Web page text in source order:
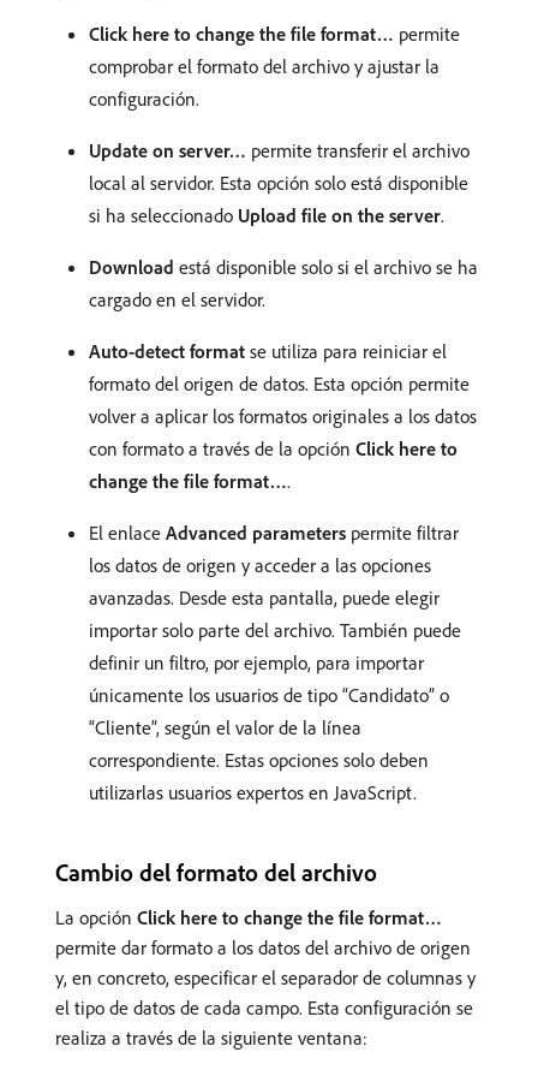
Click here to change the file format… permite
comprobar el formato del archivo y ajustar la
configuración.
Update on server… permite transferir el archivo
local al servidor. Esta opción solo está disponible
si ha seleccionado Upload file on the server.
Download está disponible solo si el archivo se ha
cargado en el servidor.
Auto-detect format se utiliza para reiniciar el
formato del origen de datos. Esta opción permite
volver a aplicar los formatos originales a los datos
con formato a través de la opción Click here to
change the file format….
El enlace Advanced parameters permite filtrar
los datos de origen y acceder a las opciones
avanzadas. Desde esta pantalla, puede elegir
importar solo parte del archivo. También puede
definir un filtro, por ejemplo, para importar
únicamente los usuarios de tipo “Candidato” o
“Cliente”, según el valor de la línea
correspondiente. Estas opciones solo deben
utilizarlas usuarios expertos en JavaScript.
Cambio del formato del archivo
La opción Click here to change the file format…
permite dar formato a los datos del archivo de origen
y, en concreto, especificar el separador de columnas y
el tipo de datos de cada campo. Esta configuración se
realiza a través de la siguiente ventana: